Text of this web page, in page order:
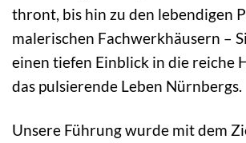
thront, bis hin zu den lebendigen
malerischen Fachwerkhäusern –
einen tiefen Einblick in die reiche
das pulsierende Leben Nürnbergs.
Unsere Führung wurde mit dem